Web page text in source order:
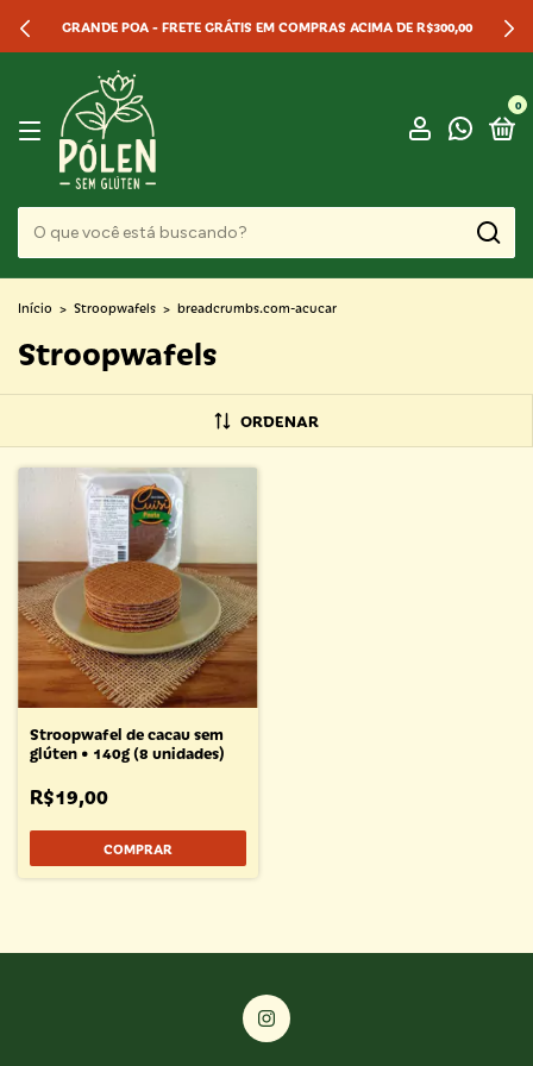
GRANDE POA - FRETE GRÁTIS EM COMPRAS ACIMA DE R$300,00
0
Início > Stroopwafels > breadcrumbs.com-acucar
Stroopwafels
ORDENAR
Stroopwafel de cacau sem
glúten • 140g (8 unidades)
R$19,00